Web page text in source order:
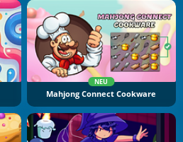
NEU
Mahjong Connect Cookware